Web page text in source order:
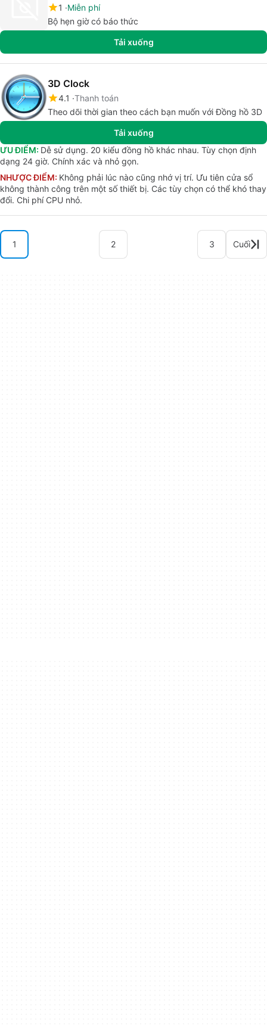
1
Miễn phí
Bộ hẹn giờ có báo thức
Tải xuống
3D Clock
4.1 Thanh toán
Theo dõi thời gian theo cách bạn muốn với Đồng hồ 3D
Tải xuống
ƯU ĐIỂM: Dễ sử dụng. 20 kiểu đồng hồ khác nhau. Tùy chọn định
dạng 24 giờ. Chính xác và nhỏ gọn.
NHƯỢC ĐIỂM: Không phải lúc nào cũng nhớ vị trí. Ưu tiên cửa sổ
không thành công trên một số thiết bị. Các tùy chọn có thể khó thay
đổi. Chi phí CPU nhỏ.
1 2 3 Cuối